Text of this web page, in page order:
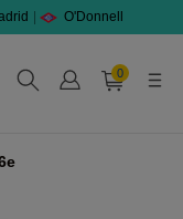
O'Donnell
0